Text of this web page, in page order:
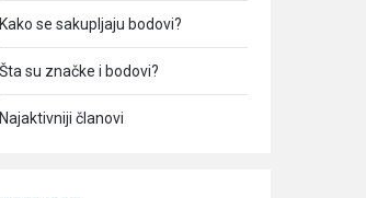
Kako se sakupljaju bodovi?
Šta su značke i bodovi?
Najaktivniji članovi